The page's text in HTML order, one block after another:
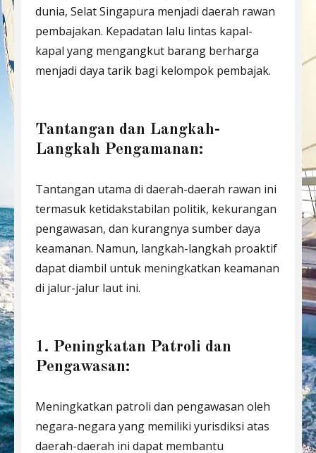
dunia, Selat Singapura menjadi daerah rawan
pembajakan. Kepadatan lalu lintas kapal-
kapal yang mengangkut barang berharga
menjadi daya tarik bagi kelompok pembajak.
Tantangan dan Langkah-
Langkah Pengamanan:
Tantangan utama di daerah-daerah rawan ini
termasuk ketidakstabilan politik, kekurangan
pengawasan, dan kurangnya sumber daya
keamanan. Namun, langkah-langkah proaktif
dapat diambil untuk meningkatkan keamanan
di jalur-jalur laut ini.
1. Peningkatan Patroli dan
Pengawasan:
Meningkatkan patroli dan pengawasan oleh
negara-negara yang memiliki yurisdiksi atas
daerah-daerah ini dapat membantu